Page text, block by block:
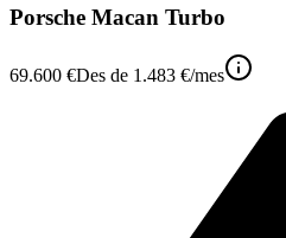
Porsche Macan Turbo
69.600 €Des de 1.483 €/mes